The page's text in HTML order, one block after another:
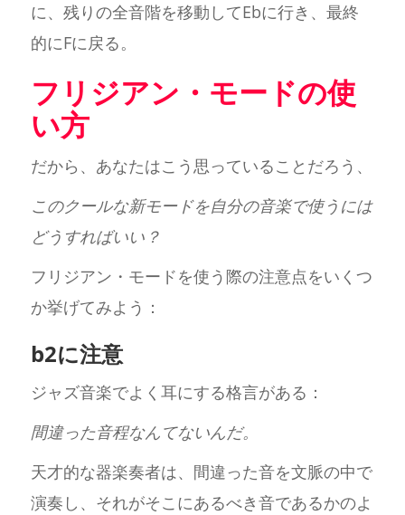
に、残りの全音階を移動してEbに行き、最終
的にFに戻る。
フリジアン・モードの使
い方
だから、あなたはこう思っていることだろう、
このクールな新モードを自分の音楽で使うには
どうすればいい？
フリジアン・モードを使う際の注意点をいくつ
か挙げてみよう：
b2に注意
ジャズ音楽でよく耳にする格言がある：
間違った音程なんてないんだ。
天才的な器楽奏者は、間違った音を文脈の中で
演奏し、それがそこにあるべき音であるかのよ